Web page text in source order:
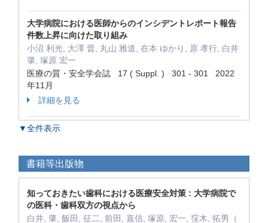
大学病院における医師からのインシデントレポート報告
件数上昇に向けた取り組み
小沼 利光, 大澤 晋, 丸山 雅道, 在本 ゆかり, 原 孝行, 白井
肇, 塚原 宏一
医療の質・安全学会誌 17 ( Suppl. ) 301 - 301 2022
年11月
詳細を見る
▼全件表示
書籍等出版物
知っておきたい歯科における医療安全対策 : 大学病院で
の医科・歯科双方の視点から
白井, 肇, 飯田, 征二, 前田, 嘉信, 塚原, 宏一, 窪木, 拓男（